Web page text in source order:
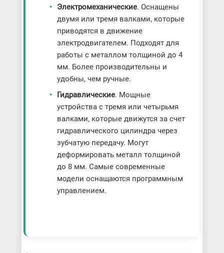
Электромеханические. Оснащены
двумя или тремя валками, которые
приводятся в движение
электродвигателем. Подходят для
работы с металлом толщиной до 4
мм. Более производительны и
удобны, чем ручные.
Гидравлические. Мощные
устройства с тремя или четырьмя
валками, которые движутся за счет
гидравлического цилиндра через
зубчатую передачу. Могут
деформировать металл толщиной
до 8 мм. Самые современные
модели оснащаются программным
управлением.